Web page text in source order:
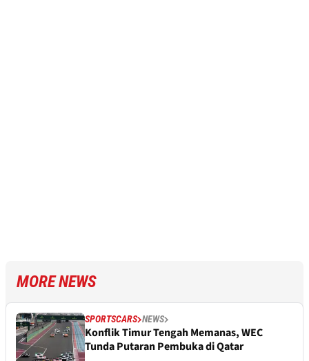
MORE NEWS
SPORTSCARS NEWS
Konflik Timur Tengah Memanas, WEC
Tunda Putaran Pembuka di Qatar